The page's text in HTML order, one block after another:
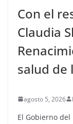
Con el
Claudia
salud de
agosto 5, 2026
El Gobierno